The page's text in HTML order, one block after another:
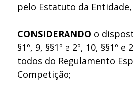
pelo Estatuto da Entidade,
CONSIDERANDO o
§1º, 9, §§1º e 2º, 10, §§1º e
todos do Regulamento
Competição;